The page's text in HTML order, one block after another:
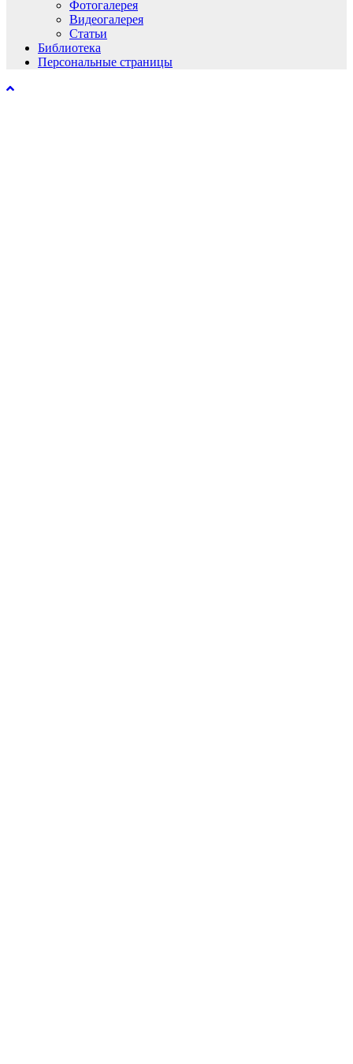
Фотогалерея
Видеогалерея
Статьи
Библиотека
Персональные страницы